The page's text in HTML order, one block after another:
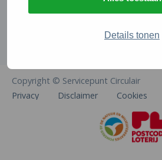
Details tonen
info@natuurenmilieufederaties.nl
Copyright © Servicepunt Circulair
Privacy
Disclaimer Cookies